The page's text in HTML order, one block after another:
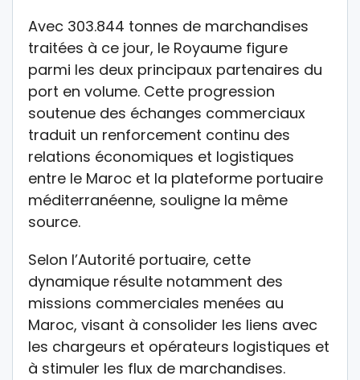
Avec 303.844 tonnes de marchandises
traitées à ce jour, le Royaume figure
parmi les deux principaux partenaires du
port en volume. Cette progression
soutenue des échanges commerciaux
traduit un renforcement continu des
relations économiques et logistiques
entre le Maroc et la plateforme portuaire
méditerranéenne, souligne la même
source.
Selon l’Autorité portuaire, cette
dynamique résulte notamment des
missions commerciales menées au
Maroc, visant à consolider les liens avec
les chargeurs et opérateurs logistiques et
à stimuler les flux de marchandises.